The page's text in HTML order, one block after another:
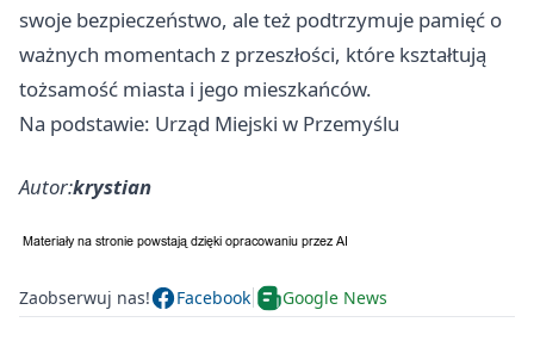
swoje bezpieczeństwo, ale też podtrzymuje pamięć o
ważnych momentach z przeszłości, które kształtują
tożsamość miasta i jego mieszkańców.
Na podstawie: Urząd Miejski w Przemyślu
Autor:krystian
Zaobserwuj nas! Facebook Google News